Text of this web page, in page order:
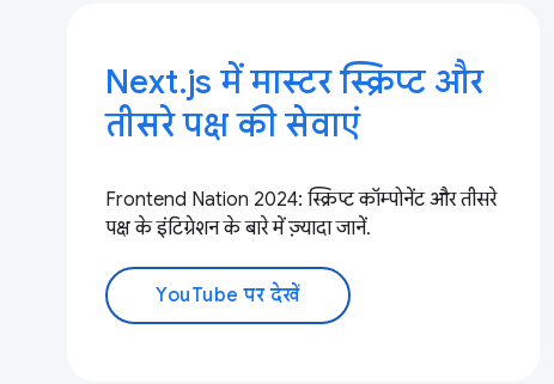
Next.js में मास्टर स्क्रिप्ट और
तीसरे पक्ष की सेवाएं
Frontend Nation 2024: स्क्रिप्ट कॉम्पोनेंट और तीसरे
पक्ष के इंटिग्रेशन के बारे में ज़्यादा जानें.
YouTube पर देखें